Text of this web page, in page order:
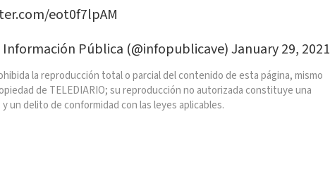
eot0f7lpAM
Pública (@infopublicave)January 29, 2021
la reproducción total o parcial del contenido de esta página, mismo
de TELEDIARIO; su reproducción no autorizada constituye una
un delito de conformidad con las leyes aplicables.